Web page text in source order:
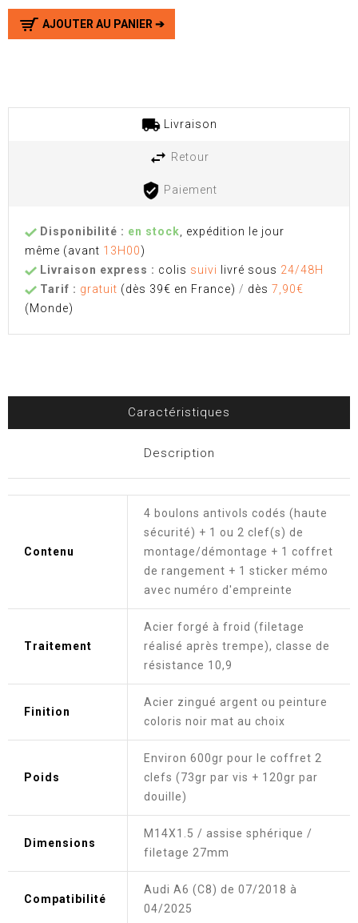
AJOUTER AU PANIER ➔
Livraison
Retour
Paiement
Disponibilité : en stock, expédition le jour
même (avant 13H00)
Livraison express : colis suivi livré sous 24/48H
Tarif : gratuit (dès 39€ en France) / dès 7,90€
(Monde)
Caractéristiques
Description
Contenu
4 boulons antivols codés (haute
sécurité) + 1 ou 2 clef(s) de
montage/démontage + 1 coffret
de rangement + 1 sticker mémo
avec numéro d'empreinte
Traitement
Acier forgé à froid (filetage
réalisé après trempe), classe de
résistance 10,9
Finition
Acier zingué argent ou peinture
coloris noir mat au choix
Poids
Environ 600gr pour le coffret 2
clefs (73gr par vis + 120gr par
douille)
Dimensions
M14X1.5 / assise sphérique /
filetage 27mm
Compatibilité
Audi A6 (C8) de 07/2018 à
04/2025